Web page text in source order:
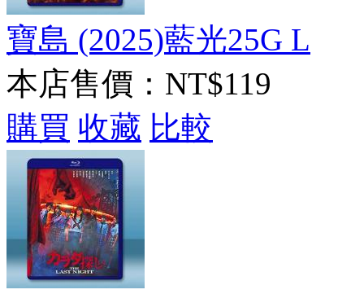
寶島 (2025)藍光25G L
本店售價： NT$119
購買 收藏 比較